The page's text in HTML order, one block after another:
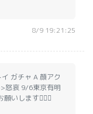
8/9 19:21:25
ガチャ A 顔アク
怒哀 9/6東京有明
いします🙇🏻‍♀️